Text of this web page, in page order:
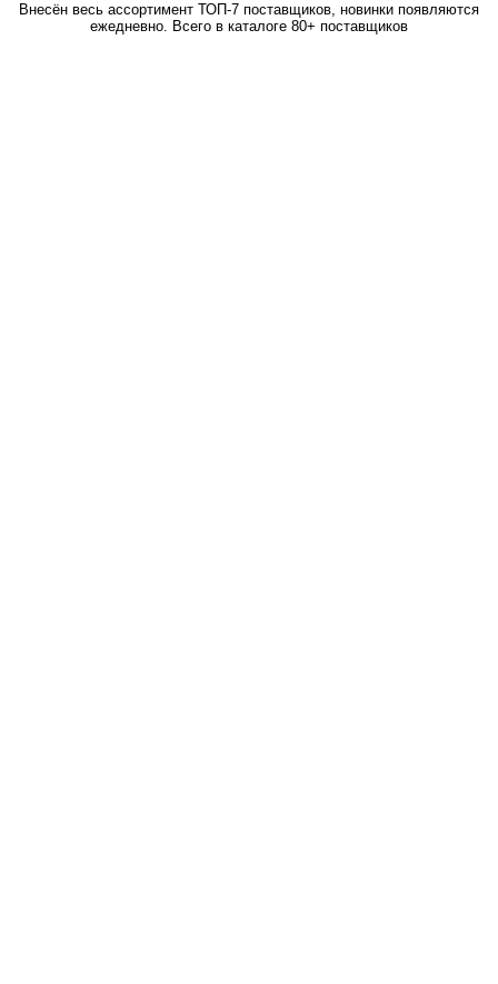
Внесён весь ассортимент ТОП-7 поставщиков, новинки появляются
ежедневно. Всего в каталоге 80+ поставщиков